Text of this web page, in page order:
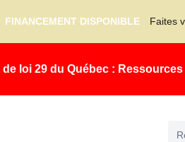
FINANCEMENT DISPONIBLE Faites
de loi 29 du Québec :